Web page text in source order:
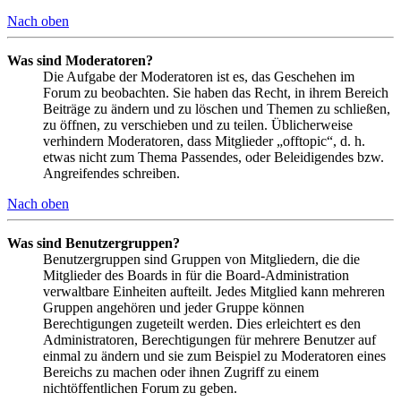
Nach oben
Was sind Moderatoren?
Die Aufgabe der Moderatoren ist es, das Geschehen im
Forum zu beobachten. Sie haben das Recht, in ihrem Bereich
Beiträge zu ändern und zu löschen und Themen zu schließen,
zu öffnen, zu verschieben und zu teilen. Üblicherweise
verhindern Moderatoren, dass Mitglieder „offtopic“, d. h.
etwas nicht zum Thema Passendes, oder Beleidigendes bzw.
Angreifendes schreiben.
Nach oben
Was sind Benutzergruppen?
Benutzergruppen sind Gruppen von Mitgliedern, die die
Mitglieder des Boards in für die Board-Administration
verwaltbare Einheiten aufteilt. Jedes Mitglied kann mehreren
Gruppen angehören und jeder Gruppe können
Berechtigungen zugeteilt werden. Dies erleichtert es den
Administratoren, Berechtigungen für mehrere Benutzer auf
einmal zu ändern und sie zum Beispiel zu Moderatoren eines
Bereichs zu machen oder ihnen Zugriff zu einem
nichtöffentlichen Forum zu geben.